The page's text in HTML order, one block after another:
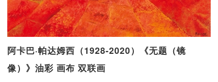
阿卡巴·帕达姆西（1928-2020）《无题（镜
像）》油彩 画布 双联画